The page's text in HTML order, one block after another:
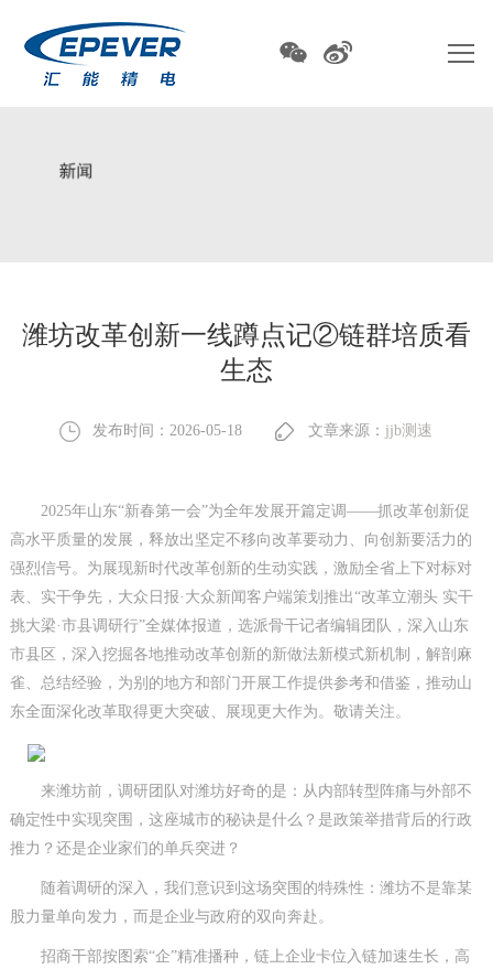
潍坊改革创新一线蹲点记②链群培质看
生态
发布时间：2026-05-18 文章来源： jjb测速
2025年山东“新春第一会”为全年发展开篇定调——抓改革创新促
高水平质量的发展，释放出坚定不移向改革要动力、向创新要活力的
强烈信号。为展现新时代改革创新的生动实践，激励全省上下对标对
表、实干争先，大众日报·大众新闻客户端策划推出“改革立潮头 实干
挑大梁·市县调研行”全媒体报道，选派骨干记者编辑团队，深入山东
市县区，深入挖掘各地推动改革创新的新做法新模式新机制，解剖麻
雀、总结经验，为别的地方和部门开展工作提供参考和借鉴，推动山
东全面深化改革取得更大突破、展现更大作为。敬请关注。
来潍坊前，调研团队对潍坊好奇的是：从内部转型阵痛与外部不
确定性中实现突围，这座城市的秘诀是什么？是政策举措背后的行政
推力？还是企业家们的单兵突进？
随着调研的深入，我们意识到这场突围的特殊性：潍坊不是靠某
股力量单向发力，而是企业与政府的双向奔赴。
招商干部按图索“企”精准播种，链上企业卡位入链加速生长，高